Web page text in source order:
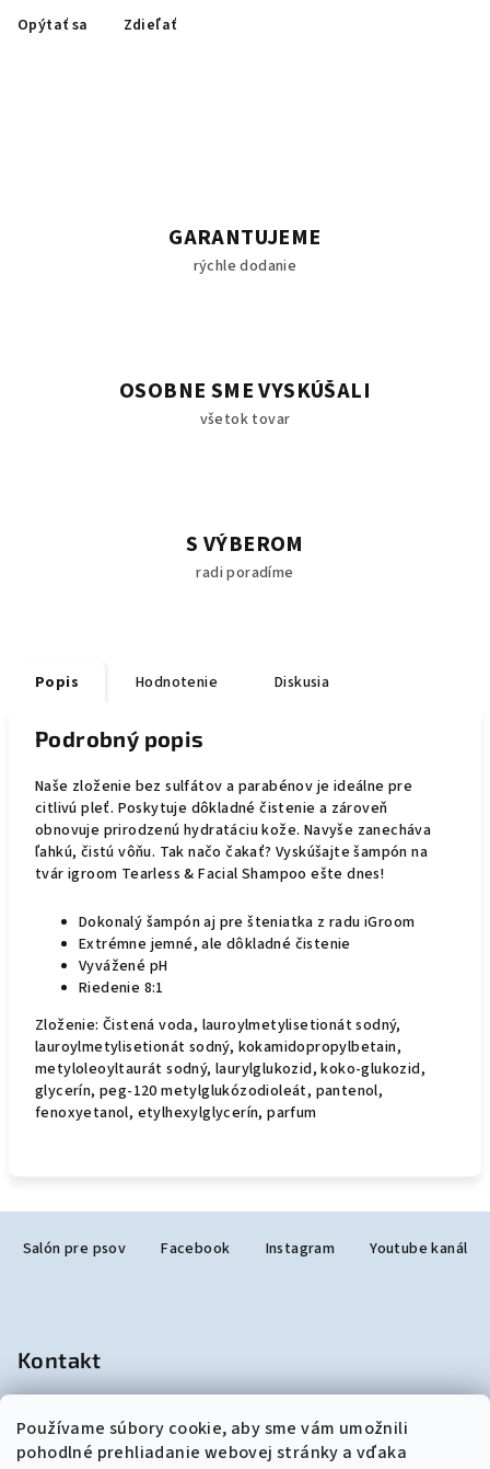
Používame súbory cookie, aby sme vám umožnili
pohodlné prehliadanie webovej stránky a vďaka
Opýtať sa Zdieľať
GARANTUJEME
rýchle dodanie
OSOBNE SME VYSKÚŠALI
všetok tovar
S VÝBEROM
radi poradíme
Popis Hodnotenie Diskusia
Podrobný popis
Naše zloženie bez sulfátov a parabénov je ideálne pre
citlivú pleť. Poskytuje dôkladné čistenie a zároveň
obnovuje prirodzenú hydratáciu kože. Navyše zanecháva
ľahkú, čistú vôňu. Tak načo čakať? Vyskúšajte šampón na
tvár igroom Tearless & Facial Shampoo ešte dnes!
Dokonalý šampón aj pre šteniatka z radu iGroom
Extrémne jemné, ale dôkladné čistenie
Vyvážené pH
Riedenie 8:1
Zloženie: Čistená voda, lauroylmetylisetionát sodný,
lauroylmetylisetionát sodný, kokamidopropylbetain,
metyloleoyltaurát sodný, laurylglukozid, koko-glukozid,
glycerín, peg-120 metylglukózodioleát, pantenol,
fenoxyetanol, etylhexylglycerín, parfum
e
Salón pre psov Facebook Instagram Youtube kanál
Kontakt
+421948190299